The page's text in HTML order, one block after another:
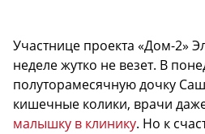
Участнице проекта «Дом-2»
неделе жутко не везет. В
полуторамесячную дочку
кишечные колики, врачи
малышку в клинику. Но к